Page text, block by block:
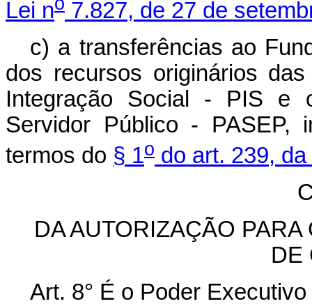
Lei n
7.827, de 27 de
c) a transferências ao
dos recursos originários
Integração Social - PIS e
Servidor Público - PASEP,
termos do § 1o do art. 239,
DA AUTORIZAÇÃO
DE
Art. 8° É o Poder